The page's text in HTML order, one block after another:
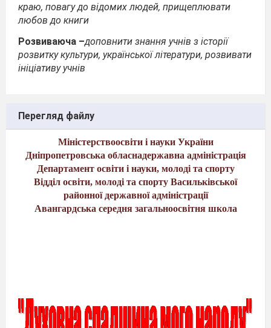
краю, повагу до відомих людей, прищеплювати
любов до книги
Розвиваюча –доповнити знання учнів з історії
розвитку культури, української літератури, розвивати
ініціативу учнів
Перегляд файлу
Міністерствоосвіти і науки України
Дніпропетровська обласнадержавна адміністрація
Департамент освіти і науки, молоді та спорту
Відділ освіти, молоді та спорту Васильківської
районної державної адміністрації
Авангардська середня загальноосвітня школа